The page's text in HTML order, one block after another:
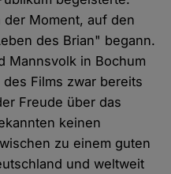
der Moment, auf den
des Brian" begann.
Mannsvolk in Bochum
Films zwar bereits
Freude über das
keinen
zu einem guten
und weltweit